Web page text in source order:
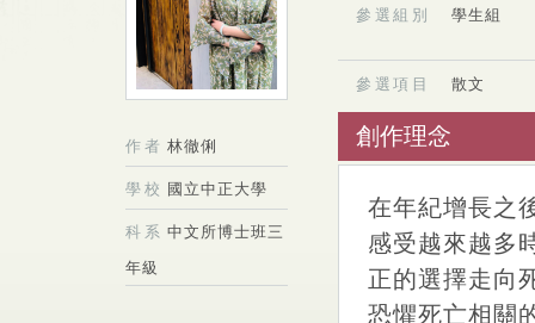
作者 林徹俐
學校 國立中正大學
科系 中文所博士班三
年級
參選組別 學生組
參選項目 散文
創作理念
在年紀增長之
感受越來越多
正的選擇走向
恐懼死亡相關